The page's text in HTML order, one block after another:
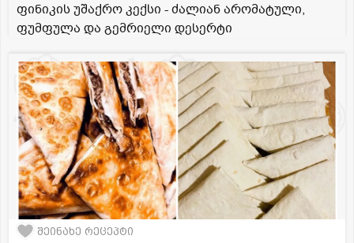
ფინიკის უშაქრო კექსი - ძალიან არომატული,
ფუმფულა და გემრიელი დესერტი
შეინახე რეცეპტი